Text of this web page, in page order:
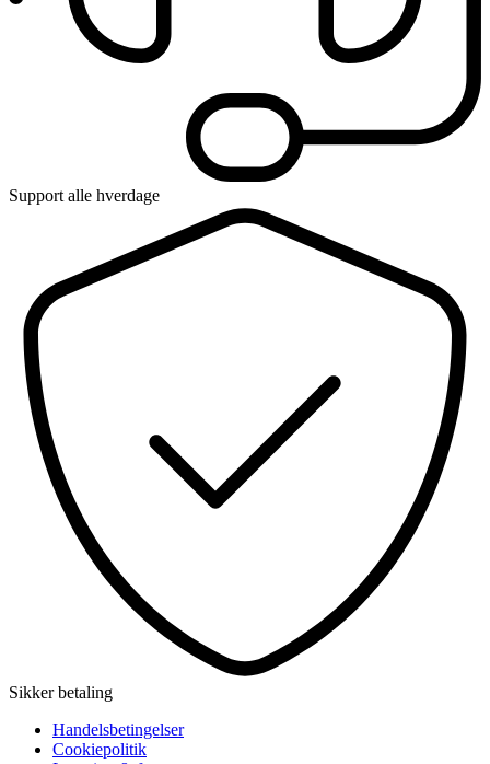
Support alle hverdage
Sikker betaling
Handelsbetingelser
Cookiepolitik